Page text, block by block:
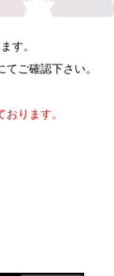
す。
ご確認下さい。
ります。